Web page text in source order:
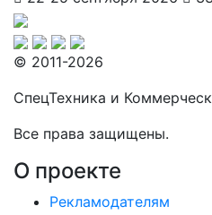
© 2011-2026
СпецТехника и
Все права защищены.
О проекте
Рекламодателям